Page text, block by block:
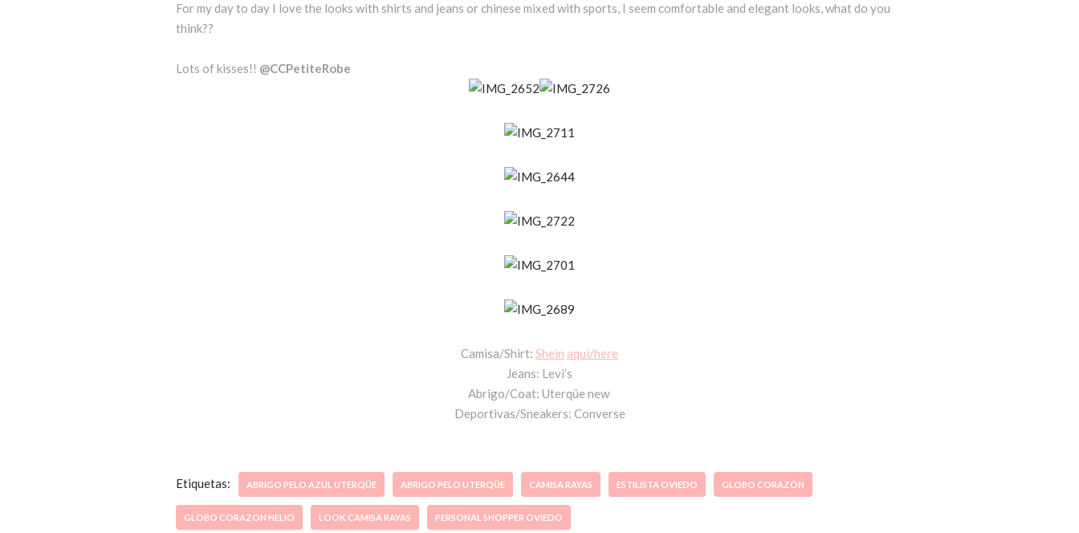
For my day to day I love the looks with shirts and jeans or chinese mixed with sports, I seem comfortable and elegant looks, what do you
think??
Lots of kisses!! @CCPetiteRobe
Camisa/Shirt: Shein aquí/here
Jeans: Levi’s
Abrigo/Coat: Uterqüe new
Deportivas/Sneakers: Converse
Etiquetas: ABRIGO PELO AZUL UTERQÜE ABRIGO PELO UTERQÜE CAMISA RAYAS ESTILISTA OVIEDO GLOBO CORAZÓN
GLOBO CORAZON HELIO LOOK CAMISA RAYAS PERSONAL SHOPPER OVIEDO